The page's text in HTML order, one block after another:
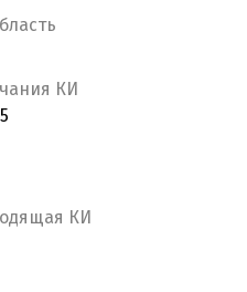
КИ
КИ